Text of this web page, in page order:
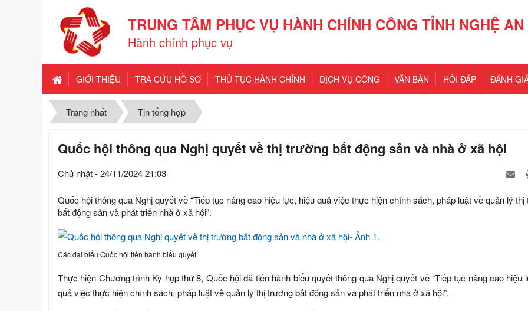
TRUNG TÂM PHỤC VỤ HÀNH CHÍNH CÔNG TỈNH NGHỆ AN
Hành chính phục vụ
GIỚI THIỆU TRA CỨU HỒ SƠ THỦ TỤC HÀNH CHÍNH DỊCH VỤ CÔNG VĂN BẢN HỎI ĐÁP ĐÁNH
Trang nhất Tin tổng hợp
Quốc hội thông qua Nghị quyết về thị trường bất động sản và nhà ở xã hội
Chủ nhật - 24/11/2024 21:03
Quốc hội thông qua Nghị quyết về “Tiếp tục nâng cao hiệu lực, hiệu quả việc thực hiện chính sách, pháp luật về quản lý thị
bất động sản và phát triển nhà ở xã hội”.
Các đại biểu Quốc hội tiến hành biểu quyết
Thực hiện Chương trình Kỳ họp thứ 8, Quốc hội đã tiến hành biểu quyết thông qua Nghị quyết về “Tiếp tục nâng cao hiệu
quả việc thực hiện chính sách, pháp luật về quản lý thị trường bất động sản và phát triển nhà ở xã hội”.